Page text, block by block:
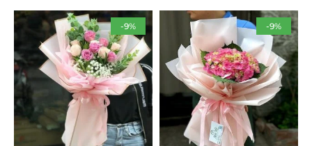
-9% -9%